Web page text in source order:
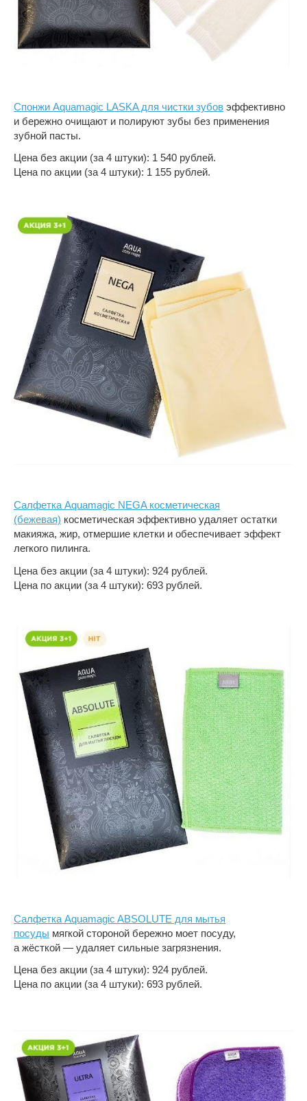
Спонжи Aquamagic LASKA для чистки зубов эффективно
и бережно очищают и полиру­ют зубы без применения
зубной пасты.
Цена без акции (за 4 штуки): 1 540 рублей.
Цена по акции (за 4 штуки): 1 155 рублей.
Салфетка Aquamagic NEGA косметическая
(бежевая) косметическая эффективно удаляет остатки
макияжа, жир, отмершие клетки и обеспечивает эффект
легкого пилинга.
Цена без акции (за 4 штуки): 924 рублей.
Цена по акции (за 4 штуки): 693 рублей.
Салфетка Aquamagic ABSOLUTE для мытья
посуды мягкой стороной бережно моет посуду,
а жёсткой — удаляет сильные загрязнения.
Цена без акции (за 4 штуки): 924 рублей.
Цена по акции (за 4 штуки): 693 рублей.